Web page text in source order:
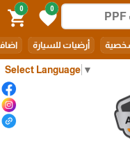
Select Language ▼
0
favorite
0
shopping_cart
أرضيات للسيارة